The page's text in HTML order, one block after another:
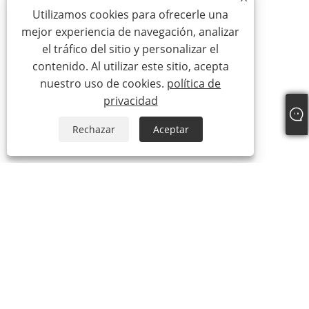
Utilizamos cookies para ofrecerle una
mejor experiencia de navegación, analizar
el tráfico del sitio y personalizar el
contenido. Al utilizar este sitio, acepta
nuestro uso de cookies. política de
privacidad
Rechazar Aceptar